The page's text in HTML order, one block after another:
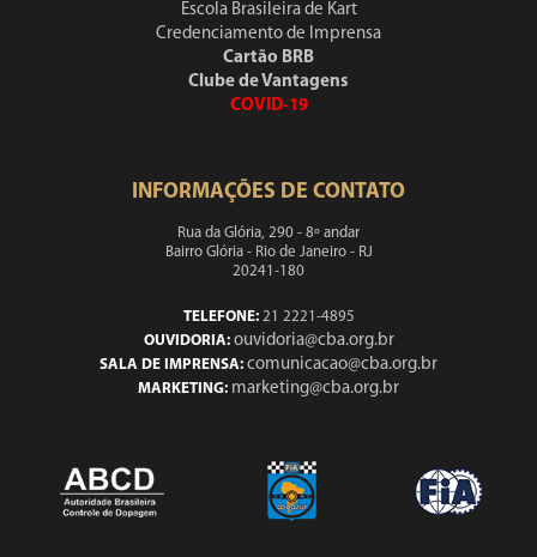
Escola Brasileira de Kart
Credenciamento de Imprensa
Cartão BRB
Clube de Vantagens
COVID-19
INFORMAÇÕES DE CONTATO
Rua da Glória, 290 - 8º andar
Bairro Glória - Rio de Janeiro - RJ
20241-180
TELEFONE:21 2221-4895
OUVIDORIA: ouvidoria@cba.org.br
SALA DE IMPRENSA: comunicacao@cba.org.br
MARKETING: marketing@cba.org.br